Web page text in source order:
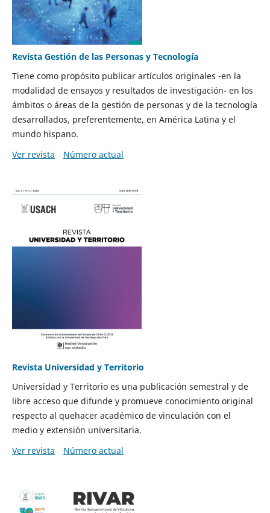
Revista Gestión de las Personas y Tecnología
Tiene como propósito publicar artículos originales -en la
modalidad de ensayos y resultados de investigación- en los
ámbitos o áreas de la gestión de personas y de la tecnología
desarrollados, preferentemente, en América Latina y el
mundo hispano.
Ver revista
Número actual
Revista Universidad y Territorio
Universidad y Territorio es una publicación semestral y de
libre acceso que difunde y promueve conocimiento original
respecto al quehacer académico de vinculación con el
medio y extensión universitaria.
Ver revista
Número actual